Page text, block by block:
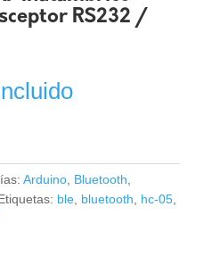
RS232 /
Arduino, Bluetooth
ble, bluetooth hc-05,